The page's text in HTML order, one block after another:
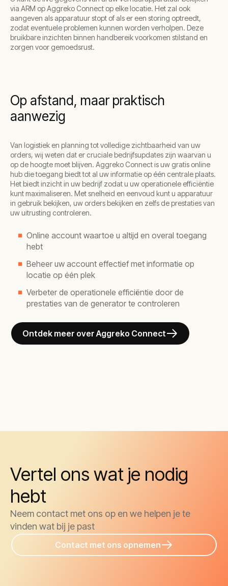
via ARM op Aggreko Connect op elke locatie. Het zal ook
aangeven als apparatuur stopt of als er een storing optreedt,
zodat eventuele problemen kunnen worden verholpen. Deze
bruikbare inzichten binnen handbereik voorkomen stilstand en
zorgen voor gemoedsrust.
Op afstand, maar praktisch
aanwezig
Van logistiek en planning tot volledige zichtbaarheid van uw
orders, wij weten dat er cruciale bedrijfsupdates zijn waarvan u
op de hoogte moet blijven. Aggreko Connect is uw gratis online
hub die toegang biedt tot al uw informatie op één centrale plaats.
Het biedt inzicht in uw bedrijf zodat u uw operationele efficiëntie
kunt maximaliseren. Met snelheid en eenvoud kunt u apparatuur
in gebruik bekijken, uw orders bekijken en zelfs de prestaties van
uw uitrusting controleren.
Online account waartoe u altijd en overal toegang
hebt
Beheer uw account effectief met informatie op
locatie op één plek
Verbeter de operationele efficiëntie door de
prestaties van de generator te controleren
Ontdek meer over Aggreko Connect
Vertel ons wat je nodig
hebt
Neem contact met ons op en we helpen je te
vinden wat bij je past
Contact met ons opnemen